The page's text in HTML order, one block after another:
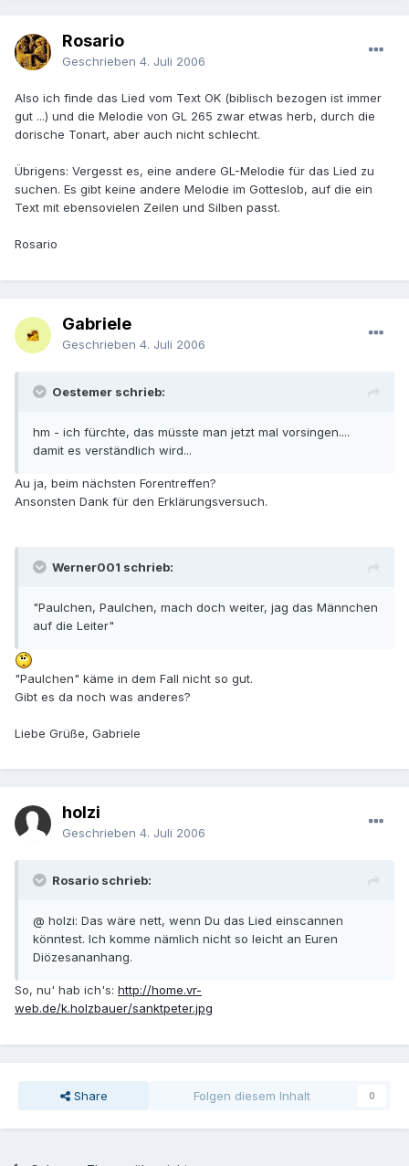
Rosario
Geschrieben 4. Juli 2006
Also ich finde das Lied vom Text OK (biblisch bezogen ist immer
gut ...) und die Melodie von GL 265 zwar etwas herb, durch die
dorische Tonart, aber auch nicht schlecht.
Übrigens: Vergesst es, eine andere GL-Melodie für das Lied zu
suchen. Es gibt keine andere Melodie im Gotteslob, auf die ein
Text mit ebensovielen Zeilen und Silben passt.
Rosario
Gabriele
Geschrieben 4. Juli 2006
Oestemer schrieb:
hm - ich fürchte, das müsste man jetzt mal vorsingen....
damit es verständlich wird...
Au ja, beim nächsten Forentreffen?
Ansonsten Dank für den Erklärungsversuch.
Werner001 schrieb:
"Paulchen, Paulchen, mach doch weiter, jag das Männchen
auf die Leiter"
"Paulchen" käme in dem Fall nicht so gut.
Gibt es da noch was anderes?
Liebe Grüße, Gabriele
holzi
Geschrieben 4. Juli 2006
Rosario schrieb:
@ holzi: Das wäre nett, wenn Du das Lied einscannen
könntest. Ich komme nämlich nicht so leicht an Euren
Diözesananhang.
So, nu' hab ich's: http://home.vr-
web.de/k.holzbauer/sanktpeter.jpg
Share Folgen diesem Inhalt 0